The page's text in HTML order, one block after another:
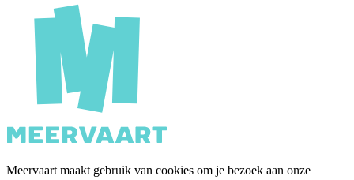
Meervaart maakt gebruik van cookies om je bezoek aan onze